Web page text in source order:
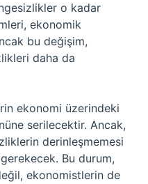
o kadar
ekonomik
bu değişim,
daha da
ekonomi üzerindeki
serilecektir. Ancak,
derinleşmemesi
Bu durum,
ekonomistlerin de